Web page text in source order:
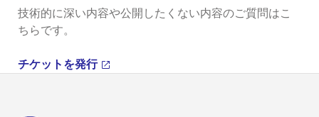
技術的に深い内容や公開したくない内容のご質問はこ
ちらです。
チケットを発行